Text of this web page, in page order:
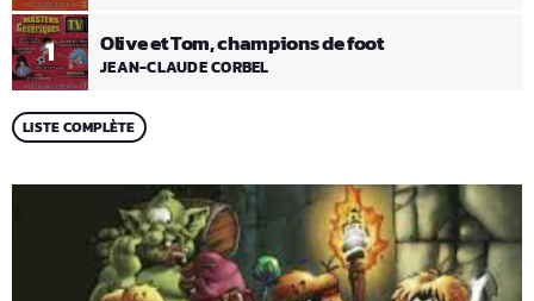
1 Olive et Tom, champions de foot
JEAN-CLAUDE CORBEL
LISTE COMPLÈTE